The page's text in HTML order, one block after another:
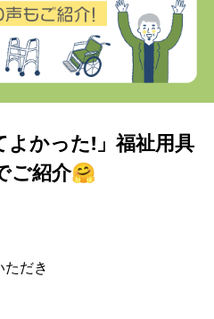
かった!」福祉用具
ご紹介🤗
だき